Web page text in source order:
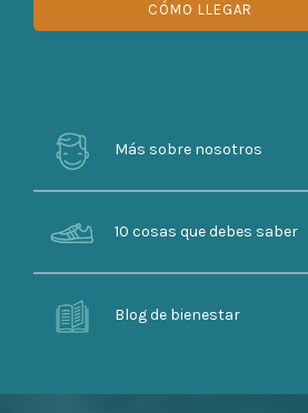
CÓMO LLEGAR
Más sobre nosotros
10 cosas que debes saber
Blog de bienestar